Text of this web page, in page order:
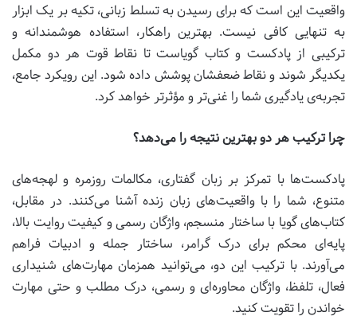
واقعیت این است که برای رسیدن به تسلط زبانی، تکیه بر یک ابزار
به تنهایی کافی نیست. بهترین راهکار، استفاده هوشمندانه و
ترکیبی از پادکست و کتاب گویاست تا نقاط قوت هر دو مکمل
یکدیگر شوند و نقاط ضعفشان پوشش داده شود. این رویکرد جامع،
تجربه‌ی یادگیری شما را غنی‌تر و مؤثرتر خواهد کرد.
چرا ترکیب هر دو بهترین نتیجه را می‌دهد؟
پادکست‌ها با تمرکز بر زبان گفتاری، مکالمات روزمره و لهجه‌های
متنوع، شما را با واقعیت‌های زبان زنده آشنا می‌کنند. در مقابل،
کتاب‌های گویا با ساختار منسجم، واژگان رسمی و کیفیت روایت بالا،
پایه‌ای محکم برای درک گرامر، ساختار جمله و ادبیات فراهم
می‌آورند. با ترکیب این دو، می‌توانید همزمان مهارت‌های شنیداری
فعال، تلفظ، واژگان محاوره‌ای و رسمی، درک مطلب و حتی مهارت
خواندن را تقویت کنید.